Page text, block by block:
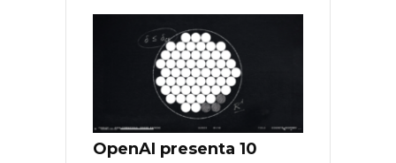
OpenAI presenta 10